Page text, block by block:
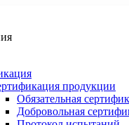
продукции
Обязательная
Добровольная